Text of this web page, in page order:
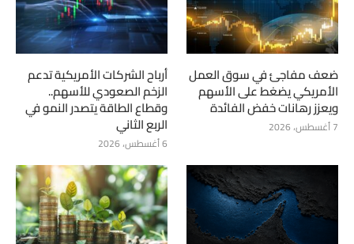
ضعف مفاجئ في سوق العمل
الأمريكي يضغط على الأسهم
ويعزز رهانات خفض الفائدة
7 أغسطس، 2026
أرباح الشركات الأمريكية تدعم
الزخم الصعودي للأسهم..
وقطاع الطاقة يتصدر النمو في
الربع الثاني
6 أغسطس، 2026